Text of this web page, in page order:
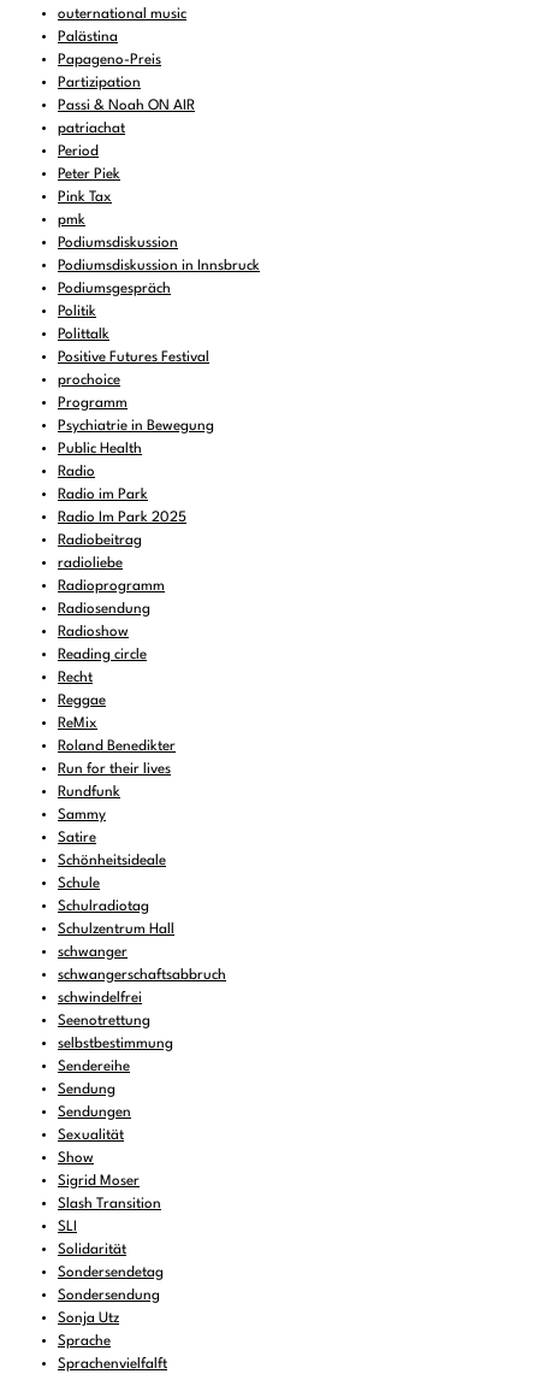
outernational music
Palästina
Papageno-Preis
Partizipation
Passi & Noah ON AIR
patriachat
Period
Peter Piek
Pink Tax
pmk
Podiumsdiskussion
Podiumsdiskussion in Innsbruck
Podiumsgespräch
Politik
Polittalk
Positive Futures Festival
prochoice
Programm
Psychiatrie in Bewegung
Public Health
Radio
Radio im Park
Radio Im Park 2025
Radiobeitrag
radioliebe
Radioprogramm
Radiosendung
Radioshow
Reading circle
Recht
Reggae
ReMix
Roland Benedikter
Run for their lives
Rundfunk
Sammy
Satire
Schönheitsideale
Schule
Schulradiotag
Schulzentrum Hall
schwanger
schwangerschaftsabbruch
schwindelfrei
Seenotrettung
selbstbestimmung
Sendereihe
Sendung
Sendungen
Sexualität
Show
Sigrid Moser
Slash Transition
SLI
Solidarität
Sondersendetag
Sondersendung
Sonja Utz
Sprache
Sprachenvielfalft